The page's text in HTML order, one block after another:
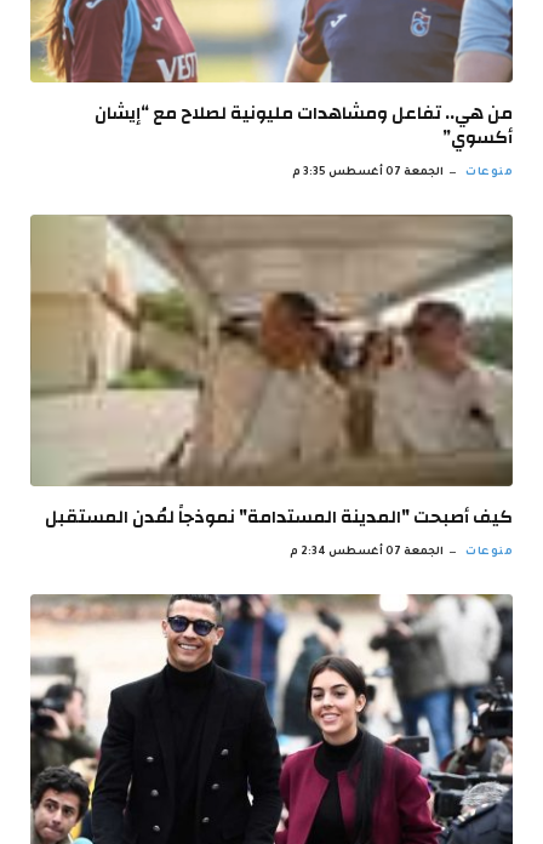
من هي.. تفاعل ومشاهدات مليونية لصلاح مع “إيشان
أكسوي”
منوعات الجمعة 07 أغسطس 3:35 م
كيف أصبحت "المدينة المستدامة" نموذجاً لمُدن المستقبل
منوعات الجمعة 07 أغسطس 2:34 م